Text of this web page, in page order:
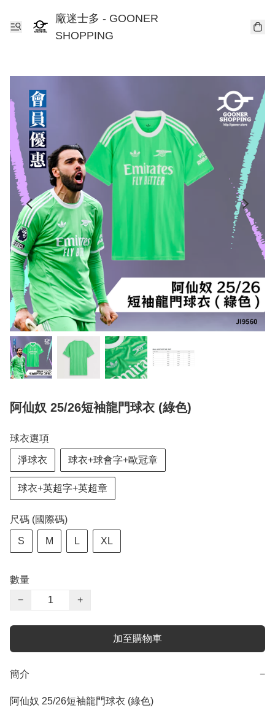
廠迷士多 - GOONER
SHOPPING
阿仙奴 25/26短袖龍門球衣 (綠色)
球衣選項
淨球衣 球衣+球會字+歐冠章
球衣+英超字+英超章
尺碼 (國際碼)
S M L XL
數量
−
+
加至購物車
簡介 −
阿仙奴 25/26短袖龍門球衣 (綠色)